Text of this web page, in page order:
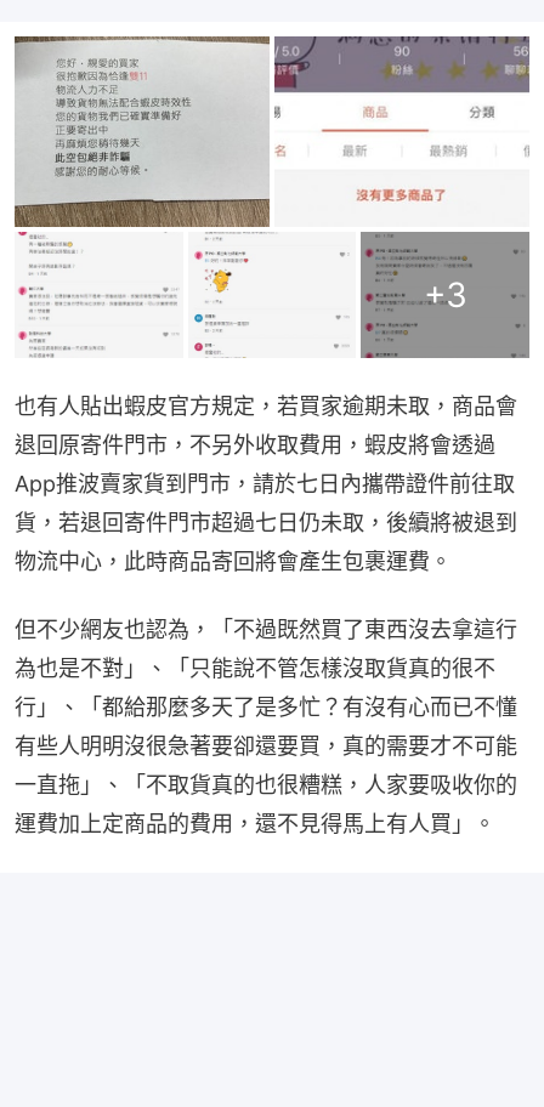
+3
也有人貼出蝦皮官方規定，若買家逾期未取，商品會
退回原寄件門市，不另外收取費用，蝦皮將會透過
App推波賣家貨到門市，請於七日內攜帶證件前往取
貨，若退回寄件門市超過七日仍未取，後續將被退到
物流中心，此時商品寄回將會產生包裹運費。
但不少網友也認為，「不過既然買了東西沒去拿這行
為也是不對」、「只能說不管怎樣沒取貨真的很不
行」、「都給那麼多天了是多忙？有沒有心而已不懂
有些人明明沒很急著要卻還要買，真的需要才不可能
一直拖」、「不取貨真的也很糟糕，人家要吸收你的
運費加上定商品的費用，還不見得馬上有人買」。